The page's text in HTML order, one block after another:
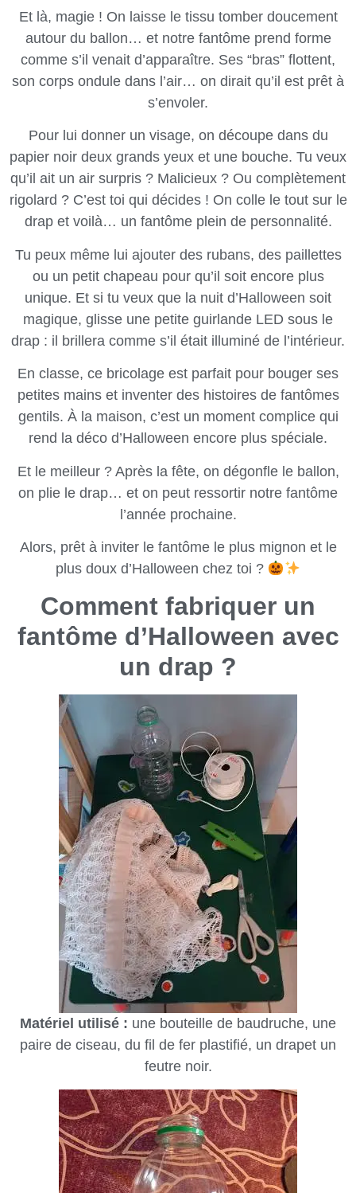
Et là, magie ! On laisse le tissu tomber doucement
autour du ballon… et notre fantôme prend forme
comme s’il venait d’apparaître. Ses “bras” flottent,
son corps ondule dans l’air… on dirait qu’il est prêt à
s’envoler.
Pour lui donner un visage, on découpe dans du
papier noir deux grands yeux et une bouche. Tu veux
qu’il ait un air surpris ? Malicieux ? Ou complètement
rigolard ? C’est toi qui décides ! On colle le tout sur le
drap et voilà… un fantôme plein de personnalité.
Tu peux même lui ajouter des rubans, des paillettes
ou un petit chapeau pour qu’il soit encore plus
unique. Et si tu veux que la nuit d’Halloween soit
magique, glisse une petite guirlande LED sous le
drap : il brillera comme s’il était illuminé de l’intérieur.
En classe, ce bricolage est parfait pour bouger ses
petites mains et inventer des histoires de fantômes
gentils. À la maison, c’est un moment complice qui
rend la déco d’Halloween encore plus spéciale.
Et le meilleur ? Après la fête, on dégonfle le ballon,
on plie le drap… et on peut ressortir notre fantôme
l’année prochaine.
Alors, prêt à inviter le fantôme le plus mignon et le
plus doux d’Halloween chez toi ?
Comment fabriquer un
fantôme d’Halloween avec
un drap ?
Matériel utilisé : une bouteille de baudruche, une
paire de ciseau, du fil de fer plastifié, un drapet un
feutre noir.